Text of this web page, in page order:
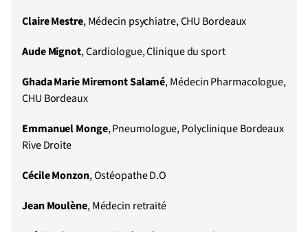
Claire Mestre, Médecin psychiatre, CHU Bordeaux
Aude Mignot, Cardiologue, Clinique du sport
Ghada Marie Miremont Salamé, Médecin Pharmacologue,
CHU Bordeaux
Emmanuel Monge, Pneumologue, Polyclinique Bordeaux
Rive Droite
Cécile Monzon, Ostéopathe D.O
Jean Moulène, Médecin retraité